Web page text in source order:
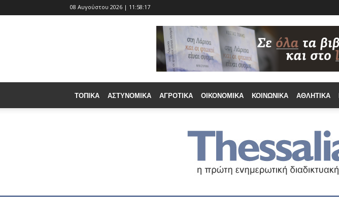
08 Αυγούστου 2026 | 11:58:19
ΤΟΠΙΚΆ ΑΣΤΥΝΟΜΙΚΆ ΑΓΡΟΤΙΚΆ ΟΙΚΟΝΟΜΙΚΆ ΚΟΙΝΩΝΙΚΆ ΑΘΛΗΤΙΚΆ